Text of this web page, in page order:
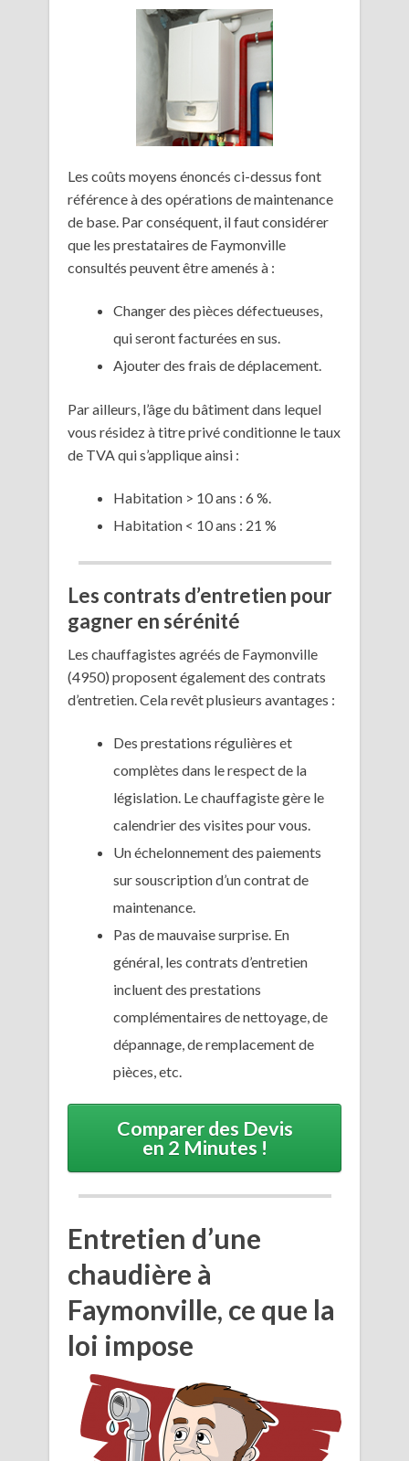
Les coûts moyens énoncés ci-dessus font
référence à des opérations de maintenance
de base. Par conséquent, il faut considérer
que les prestataires de Faymonville
consultés peuvent être amenés à :
Changer des pièces défectueuses,
qui seront facturées en sus.
Ajouter des frais de déplacement.
Par ailleurs, l’âge du bâtiment dans lequel
vous résidez à titre privé conditionne le taux
de TVA qui s’applique ainsi :
Habitation > 10 ans : 6 %.
Habitation < 10 ans : 21 %
Les contrats d’entretien pour
gagner en sérénité
Les chauffagistes agréés de Faymonville
(4950) proposent également des contrats
d’entretien. Cela revêt plusieurs avantages :
Des prestations régulières et
complètes dans le respect de la
législation. Le chauffagiste gère le
calendrier des visites pour vous.
Un échelonnement des paiements
sur souscription d’un contrat de
maintenance.
Pas de mauvaise surprise. En
général, les contrats d’entretien
incluent des prestations
complémentaires de nettoyage, de
dépannage, de remplacement de
pièces, etc.
Comparer des Devis
en 2 Minutes !
Entretien d’une
chaudière à
Faymonville, ce que la
loi impose